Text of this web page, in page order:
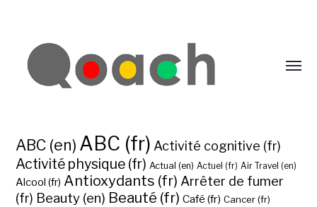
ABC (en) ABC (fr) Activité cognitive (fr)
Activité physique (fr) Actual (en) Actuel (fr) Air Travel (en)
Alcool (fr) Antioxydants (fr) Arrêter de fumer
(fr) Beauty (en) Beauté (fr) Café (fr) Cancer (fr)